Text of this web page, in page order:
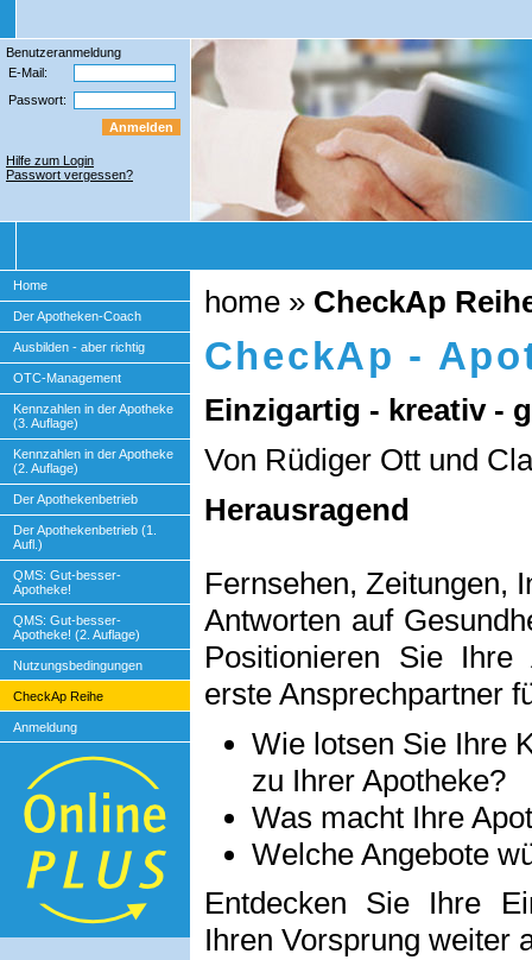
Benutzeranmeldung
E-Mail:
Passwort:
Hilfe zum Login
Passwort vergessen?
Home
Der Apotheken-Coach
Ausbilden - aber richtig
OTC-Management
Kennzahlen in der Apotheke
(3. Auflage)
Kennzahlen in der Apotheke
(2. Auflage)
Der Apothekenbetrieb
Der Apothekenbetrieb (1.
Aufl.)
QMS: Gut-besser-
Apotheke!
QMS: Gut-besser-
Apotheke! (2. Auflage)
Nutzungsbedingungen
CheckAp Reihe
Anmeldung
home» CheckAp
CheckAp -
Einzigartig - kreativ -
Von Rüdiger Ott und
Herausragend
Fernsehen, Zeitungen,
Antworten auf
Positionieren Sie
erste Ansprechpartner
Wie lotsen Sie Ihre
zu Ihrer Apotheke?
Was macht Ihre
Welche Angebote
Entdecken Sie Ihre
Ihren Vorsprung weiter